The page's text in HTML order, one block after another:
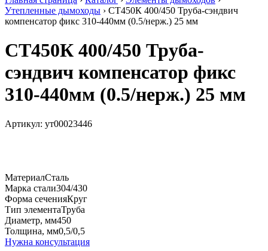
Утепленные дымоходы › СТ450К 400/450 Труба-сэндвич
компенсатор фикс 310-440мм (0.5/нерж.) 25 мм
СТ450К 400/450 Труба-
сэндвич компенсатор фикс
310-440мм (0.5/нерж.) 25 мм
Артикул: ут00023446
МатериалСталь
Марка стали304/430
Форма сеченияКруг
Тип элементаТруба
Диаметр, мм450
Толщина, мм0,5/0,5
Нужна консультация